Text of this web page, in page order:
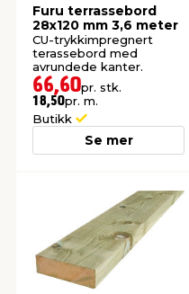
Furu terrassebord
28x120 mm 3,6 meter
CU-trykkimpregnert
terassebord med
avrundede kanter.
66,60pr. stk.
18,50pr. m.
Butikk
Se mer